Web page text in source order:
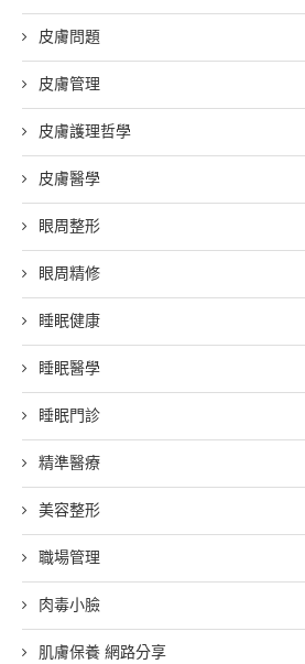
皮膚問題
皮膚管理
皮膚護理哲學
皮膚醫學
眼周整形
眼周精修
睡眠健康
睡眠醫學
睡眠門診
精準醫療
美容整形
職場管理
肉毒小臉
肌膚保養 網路分享